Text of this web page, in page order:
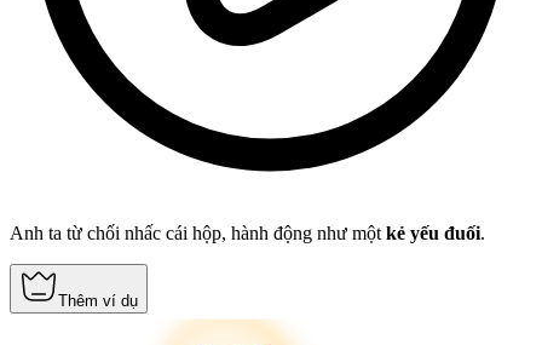
Anh ta từ chối nhấc cái hộp, hành động như một kẻ yếu đuối.
Thêm ví dụ